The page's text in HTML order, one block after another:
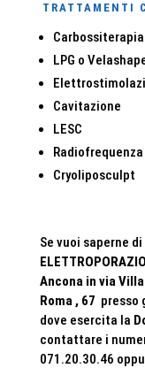
TRATTAMENTI
Carbossiterapia
LPG o
Cavitazione
LESC
Radiofrequenza
Cryoliposculpt
Se vuoi saperne
Ancona in via
Roma , 67 presso
dove esercita la
contattare i
071.20.30.46